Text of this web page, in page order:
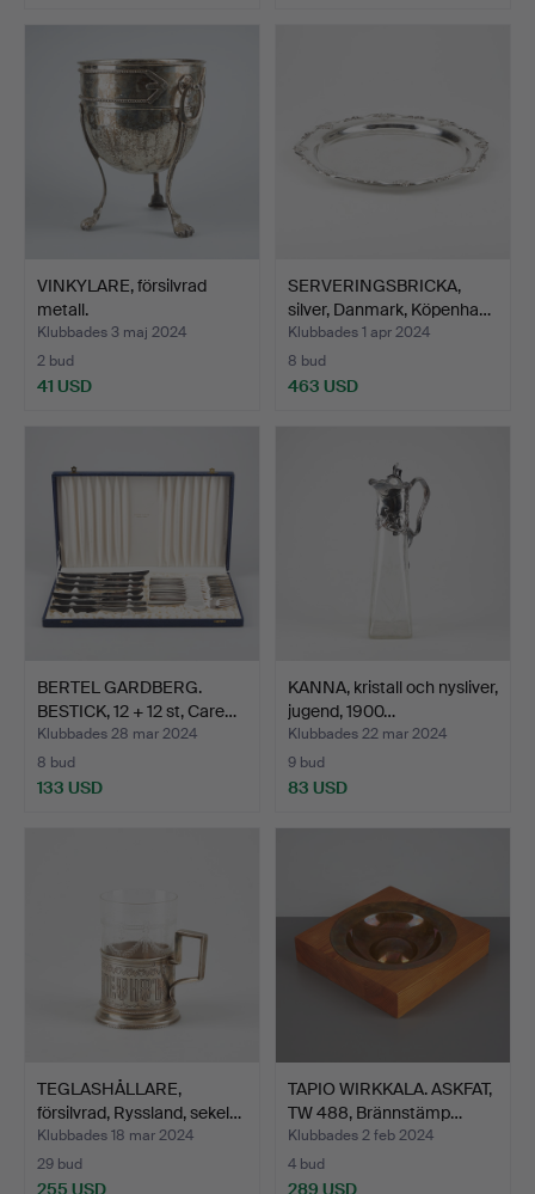
VINKYLARE, försilvrad
metall.
Klubbades 3 maj 2024
2 bud
41 USD
SERVERINGSBRICKA,
silver, Danmark, Köpenha…
Klubbades 1 apr 2024
8 bud
463 USD
BERTEL GARDBERG.
BESTICK, 12 + 12 st, Care…
Klubbades 28 mar 2024
8 bud
133 USD
KANNA, kristall och nysliver,
jugend, 1900…
Klubbades 22 mar 2024
9 bud
83 USD
TEGLASHÅLLARE,
försilvrad, Ryssland, sekel…
Klubbades 18 mar 2024
29 bud
255 USD
TAPIO WIRKKALA. ASKFAT,
TW 488, Brännstämp…
Klubbades 2 feb 2024
4 bud
289 USD